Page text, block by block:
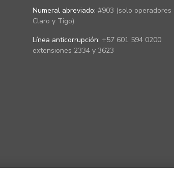
Numeral abreviado: #903 (solo operadores
Claro y Tigo)
Línea anticorrupción: +57 601 594 0200
extensiones 2334 y 3623